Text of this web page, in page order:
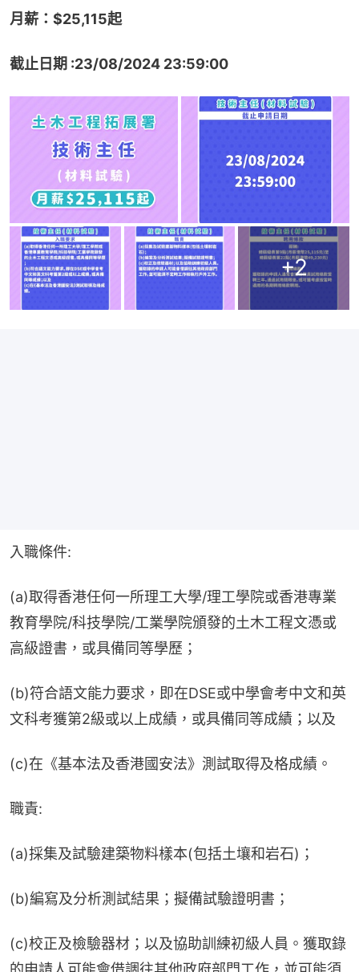
月薪：$25,115起
截止日期 :23/08/2024 23:59:00
+2
入職條件:
(a)取得香港任何一所理工大學/理工學院或香港專業
教育學院/科技學院/工業學院頒發的土木工程文憑或
高級證書，或具備同等學歷；
(b)符合語文能力要求，即在DSE或中學會考中文和英
文科考獲第2級或以上成績，或具備同等成績；以及
(c)在《基本法及香港國安法》測試取得及格成績。
職責:
(a)採集及試驗建築物料樣本(包括土壤和岩石)；
(b)編寫及分析測試結果；擬備試驗證明書；
(c)校正及檢驗器材；以及協助訓練初級人員。獲取錄